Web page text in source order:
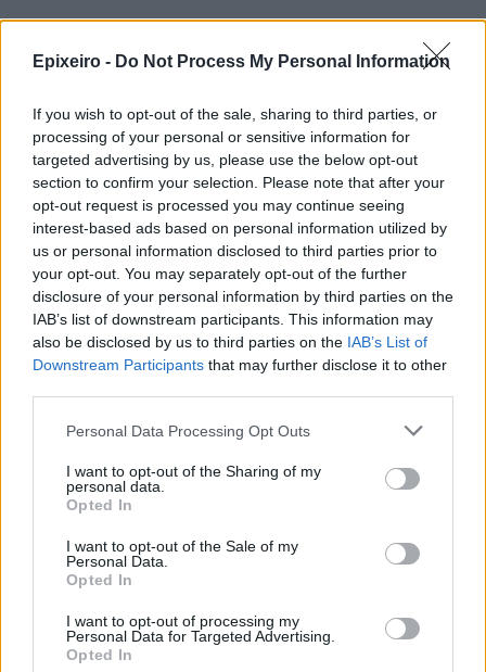
Epixeiro - Do Not Process My Personal Information
If you wish to opt-out of the sale, sharing to third parties, or
processing of your personal or sensitive information for
targeted advertising by us, please use the below opt-out
section to confirm your selection. Please note that after your
opt-out request is processed you may continue seeing
interest-based ads based on personal information utilized by
us or personal information disclosed to third parties prior to
your opt-out. You may separately opt-out of the further
disclosure of your personal information by third parties on the
IAB’s list of downstream participants. This information may
also be disclosed by us to third parties on the IAB’s List of
Downstream Participants that may further disclose it to other
Personal Data Processing Opt Outs
I want to opt-out of the Sharing of my
personal data.
Opted In
I want to opt-out of the Sale of my
Personal Data.
Opted In
I want to opt-out of processing my
Personal Data for Targeted Advertising.
Opted In
προς τους δανειολήπτες
πυρόπληκτους - Θα λάβουν μέτρα
05/08/26 15:44
Παράταση στην υποχρεωτική
ηλεκτρονική τιμολόγηση μέσω
παρόχου ζητούν Βιοτεχνικό
Επιμελητήριο Αθήνας -
Λογιστικός Σύλλογος Αθηνών
04/08/26|15:57
Ένωση Ελληνικών Τραπεζών:
Οικονομική ενίσχυση και
διαγραφή χρεών στις οικογένειες
των θυμάτων από τις φωτιές
04/08/26 12:08
ΛΣΑ και ΒΕΑ ζητούν παράταση
για την υποχρεωτική ηλεκτρονική
μετάθεση εφαρμογής για το 2026
Συνάντηση με τον γεν.
γραμματέα Διαχείρισης